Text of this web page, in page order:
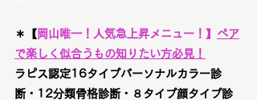
＊【 岡山唯一！ 人気急上昇メニュー！ 】 ペア
で楽しく似合うもの知りたい方必見！
ラピス認定16タイプパーソナルカラー診
断・12分類骨格診断・８タイプ顔タイプ診